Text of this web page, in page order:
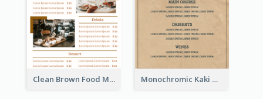
Clean Brown Food Menu Design Inspiration Monochromic Kaki Meal Design Inspiration